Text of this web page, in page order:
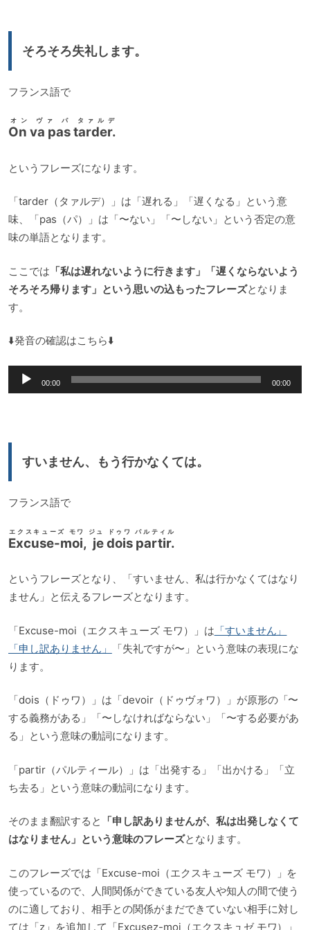
そろそろ失礼します。
フランス語で
On va pas tarder.
オン ヴァ パ タァルデ
というフレーズになります。
「tarder（タァルデ）」は「遅れる」「遅くなる」という意
味、「pas（パ）」は「〜ない」「〜しない」という否定の意
味の単語となります。
ここでは 「私は遅れないように行きます」「遅くならないよう
そろそろ帰ります」という思いの込もったフレーズとなりま
す。
⬇️発音の確認はこちら⬇️
声
00:00 00:00
すいません、もう行かなくては。
フランス語で
Excuse-moi, je dois partir.
エクスキューズ モワ ジュ ドゥワ パルティル
というフレーズとなり、「すいません、私は行かなくてはなり
ません」と伝えるフレーズとなります。
「Excuse-moi（エクスキューズ モワ）」は 「すいません」
「申し訳ありません」
「失礼ですが〜」という意味の表現にな
ります。
「dois（ドゥワ）」は「devoir（ドゥヴォワ）」が原形の「〜
する義務がある」「〜しなければならない」「〜する必要があ
る」という意味の動詞になります。
「partir（パルティール）」は「出発する」「出かける」「立
ち去る」という意味の動詞になります。
そのまま翻訳すると
「申し訳ありませんが、私は出発しなくて
はなりません」という意味のフレーズとなります。
このフレーズでは「Excuse-moi（エクスキューズ モワ）」を
使っているので、人間関係ができている友人や知人の間で使う
のに適しており、相手との関係がまだできていない相手に対し
ては「z」を追加して「Excusez-moi（エクスキュゼ モワ）」